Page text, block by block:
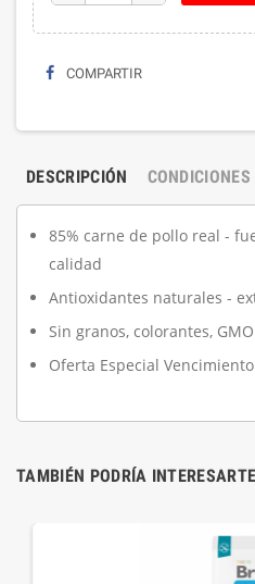
COMPARTIR
DESCRIPCIÓN
85% carne de pollo real -
calidad
Antioxidantes naturales -
Sin granos, colorantes,
Oferta Especial
TAMBIÉN PODRÍA INTERESARTE